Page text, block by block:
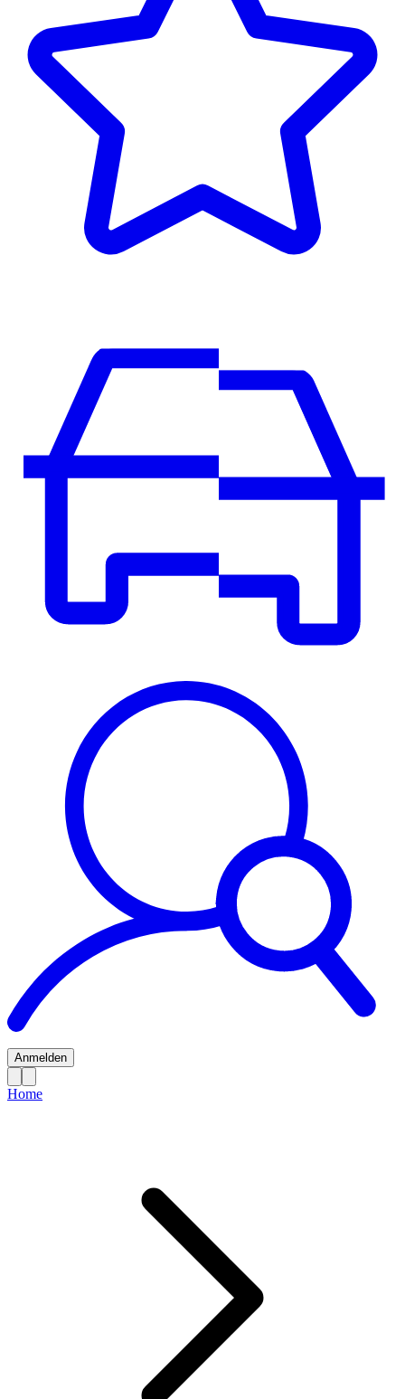
Anmelden
Home